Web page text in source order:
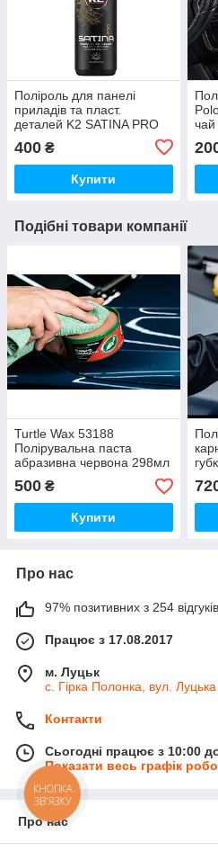
Поліроль для панелі
приладів та пласт.
деталей K2 SATINA PRO
D50111
400 ₴
Купити
Подібні товари компанії
Turtle Wax 53188
Полірувальна паста
абразивна червона 298мл
GL
500 ₴
Купити
Про нас
97% позитивних з 254
Працює з 17.08.2017
м. Луцьк
с. Гірка Полонка, вул.
Контакти
Сьогодні працює з 10:00
Показати весь графік
Про нас
КНОПКА
ЗВ'ЯЗКУ